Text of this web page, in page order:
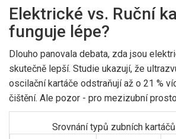
Elektrické vs. Ruční
funguje lépe?
Dlouho panovala debata, zda jsou
skutečně lepší. Studie ukazují, že
oscilační kartáče odstraňují až o 21 %
čištění. Ale pozor - pro mezizubní
Srovnání typů zubních